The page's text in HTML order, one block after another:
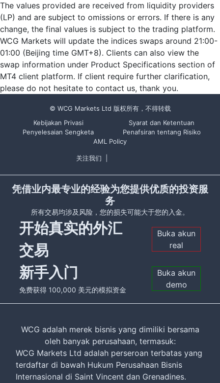
The values provided are received from liquidity providers
(LP) and are subject to omissions or errors. If there is any
change, the final values is subject to the trading platform.
WCG Markets will update the indices swaps around 21:00-
01:00 (Beijing time GMT+8). Clients can also view the
swap information under Product Specifications section of
MT4 client platform. If client require further clarification,
please do not hesitate to contact us, thank you.
© WCG Markets Ltd 版权所有，不得转载
Kebijakan Privasi
Syarat dan Ketentuan
Penyelesaian Sengketa
Penafsiran tentang Risiko
AML Policy
关注我们
凭借业内最专业的经验为您提供优质的投资服
务
所有交易均涉及风险，您的损失可能大于您的入金。
开始真实的外汇
交易
Buka akun
real
新手入门
免费获得 100,000 美元的模拟资金
Buka akun
demo
WCG adalah merek bisnis yang dimiliki bersama
oleh banyak perusahaan, termasuk:
WCG Markets Ltd adalah perseroan terbatas yang
terdaftar di bawah Hukum Perusahaan Bisnis
Internasional di Saint Vincent dan Grenadines.